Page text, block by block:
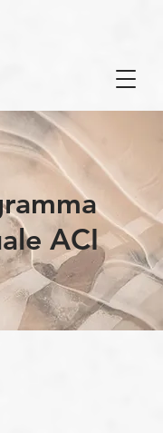
ACI